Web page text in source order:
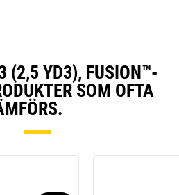
(2,5 YD3), FUSION™-
SOM OFTA